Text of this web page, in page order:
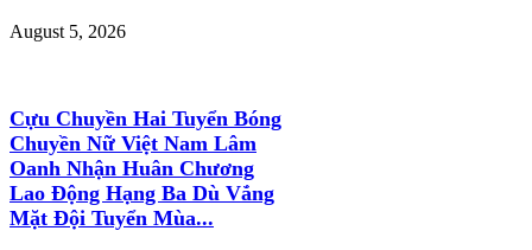
August 5, 2026
Cựu Chuyền Hai Tuyển Bóng
Chuyền Nữ Việt Nam Lâm
Oanh Nhận Huân Chương
Lao Động Hạng Ba Dù Vắng
Mặt Đội Tuyển Mùa...